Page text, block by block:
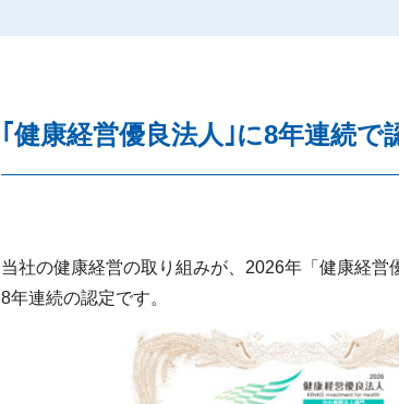
｢健康経営優良法人｣に8年連続で
当社の健康経営の取り組みが、2026年「健康経営
8年連続の認定です。